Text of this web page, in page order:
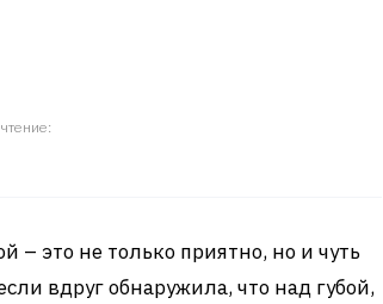
– это не только приятно, но и чуть
вдруг обнаружила, что над губой,